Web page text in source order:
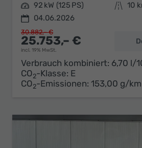
Leistung 92 kW (125 PS) Kilometerstand 10
04.06.2026
25.753,– €
incl. 19% MwSt.
30.882,– €
Verbrauch kombiniert: 6,70 l/
CO2-Klasse: E
CO2-Emissionen: 153,00 g/km